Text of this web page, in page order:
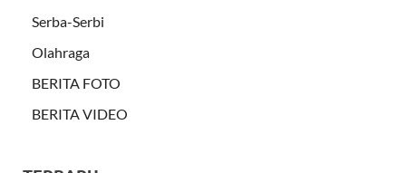
Serba-Serbi
Olahraga
BERITA FOTO
BERITA VIDEO